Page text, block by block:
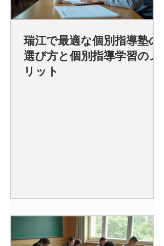
瑞江で最適な個別指導塾の
選び方と個別指導学習のメ
リット